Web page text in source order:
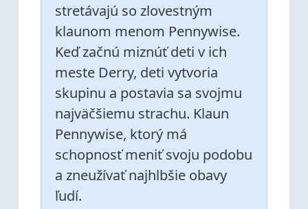
stretávajú so zlovestným
klaunom menom Pennywise.
Keď začnú miznúť deti v ich
meste Derry, deti vytvoria
skupinu a postavia sa svojmu
najväčšiemu strachu. Klaun
Pennywise, ktorý má
schopnosť meniť svoju podobu
a zneužívať najhlbšie obavy
ľudí.